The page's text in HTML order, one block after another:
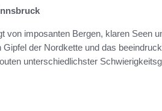
von imposanten Bergen, klaren Seen
der Nordkette und das
unterschiedlichster